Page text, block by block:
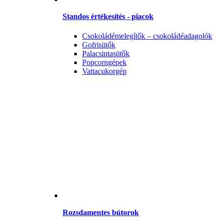
Standos értékesítés - piacok
Csokoládémelegítők – csokoládéadagolók
Gofrisütők
Palacsintasütők
Popcorngépek
Vattacukorgép
Rozsdamentes bútorok